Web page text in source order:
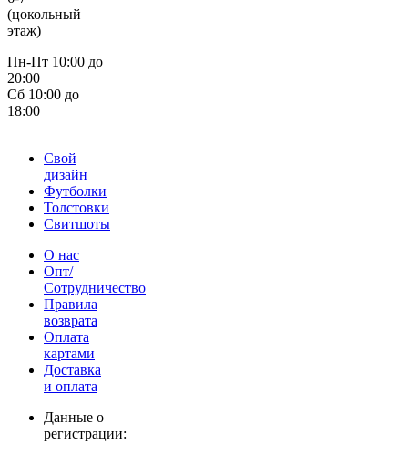
(цокольный
этаж)
Пн-Пт 10:00 до
20:00
Сб 10:00 до
18:00
Свой
дизайн
Футболки
Толстовки
Свитшоты
О нас
Опт/
Сотрудничество
Правила
возврата
Оплата
картами
Доставка
и оплата
Данные о
регистрации: